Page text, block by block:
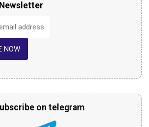
NOW
on telegram